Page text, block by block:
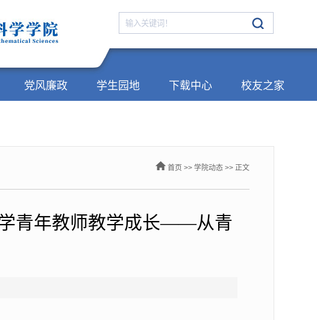
党风廉政 学生园地 下载中心 校友之家
首页 >> 学院动态 >> 正文
青年教师教学成长——从青